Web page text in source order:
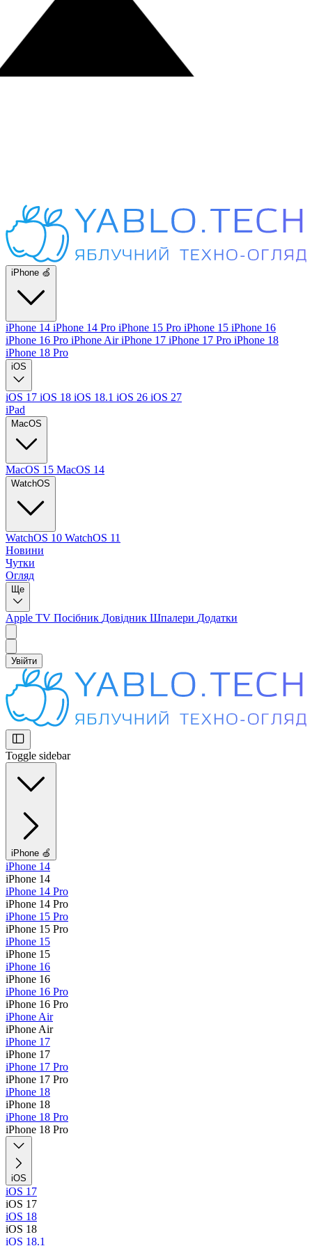
iPhone 🍏
iPhone 14 iPhone 14 Pro iPhone 15 Pro iPhone 15 iPhone 16
iPhone 16 Pro iPhone AiriPhone 17 iPhone 17 Pro iPhone 18
iPhone 18 Pro
iOS
iOS 17 iOS 18 iOS 18.1 iOS 26 iOS 27
iPad
MacOS
MacOS 15 MacOS 14
WatchOS
WatchOS 10 WatchOS 11
Новини
Чутки
Огляд
Ще
Apple TV Посібник Довідник Шпалери Додатки
Увійти
Toggle sidebar
iPhone 🍏
iPhone 14
iPhone 14
iPhone 14 Pro
iPhone 14 Pro
iPhone 15 Pro
iPhone 15 Pro
iPhone 15
iPhone 15
iPhone 16
iPhone 16
iPhone 16 Pro
iPhone 16 Pro
iPhone Air
iPhone Air
iPhone 17
iPhone 17
iPhone 17 Pro
iPhone 17 Pro
iPhone 18
iPhone 18
iPhone 18 Pro
iPhone 18 Pro
iOS
iOS 17
iOS 17
iOS 18
iOS 18
iOS 18.1